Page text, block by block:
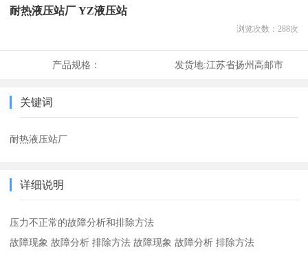
耐热液压站厂 YZ液压站
浏览次数： 288次
产品规格： 发货地:江苏省扬州高邮市
关键词
耐热液压站厂
详细说明
压力不正常的故障分析和排除方法
故障现象 故障分析 排除方法 故障现象 故障分析 排除方法